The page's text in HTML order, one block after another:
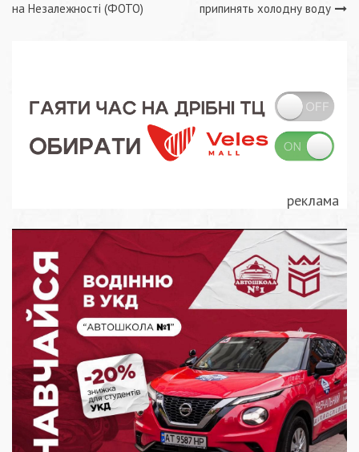
на Незалежності (ФОТО)
припинять холодну воду